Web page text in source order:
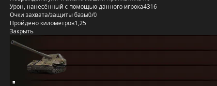
Урон, нанесённый с помощью данного игрока4316
Очки захвата/защиты базы0/0
Пройдено километров1,25
Закрыть